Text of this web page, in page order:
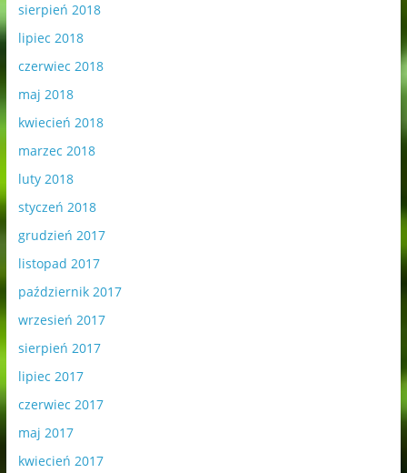
sierpień 2018
lipiec 2018
czerwiec 2018
maj 2018
kwiecień 2018
marzec 2018
luty 2018
styczeń 2018
grudzień 2017
listopad 2017
październik 2017
wrzesień 2017
sierpień 2017
lipiec 2017
czerwiec 2017
maj 2017
kwiecień 2017